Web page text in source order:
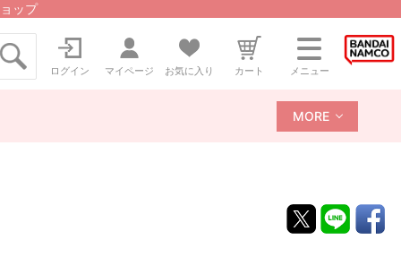
ップ
ログイン マイページ お気に入り カート メニュー
MORE